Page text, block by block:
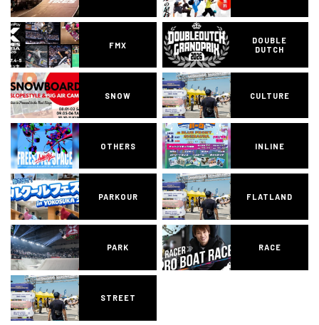
FMX
DOUBLE
DUTCH
SNOW CULTURE
OTHERS INLINE
PARKOUR FLATLAND
PARK RACE
STREET